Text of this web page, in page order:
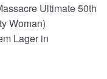
Ultimate 50th
Woman)
Lager in